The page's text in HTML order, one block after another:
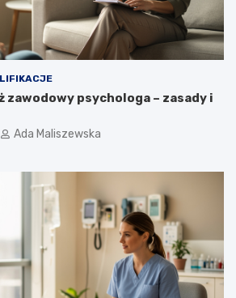
zawodowy psychologa – zasady i
Ada Maliszewska